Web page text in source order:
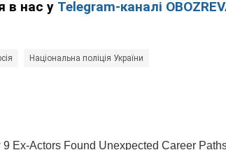
в нас у Telegram-каналі
Національна поліція України